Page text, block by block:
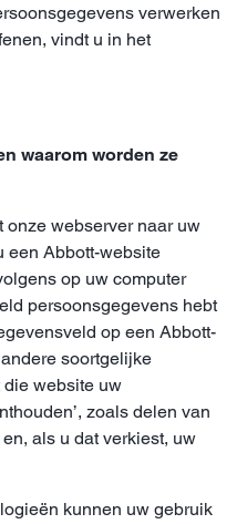
verwerken
vindt u in het
worden ze
onze webserver naar uw
een Abbott-website
op uw computer
persoonsgegevens hebt
op een Abbott-
soortgelijke
website uw
zoals delen van
als u dat verkiest, uw
kunnen uw gebruik